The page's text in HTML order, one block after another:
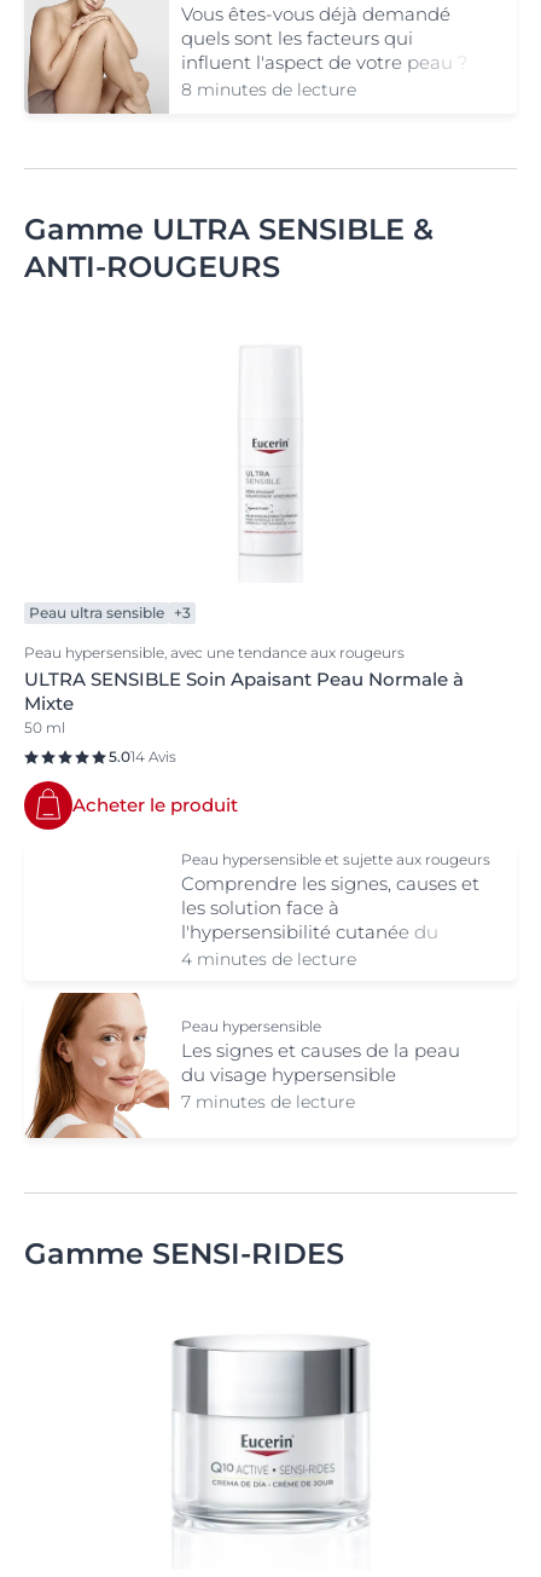
Vous êtes-vous déjà demandé
quels sont les facteurs qui
influent l'aspect de votre peau ?
Patrimoine génétique,
8 minutes de lecture
Gamme ULTRA SENSIBLE &
ANTI-ROUGEURS
Peau ultra sensible +3
Peau hypersensible, avec une tendance aux rougeurs
ULTRA SENSIBLE Soin Apaisant Peau Normale à
Mixte
50 ml
5.014 Avis
Acheter le produit
Peau hypersensible et sujette aux rougeurs
Comprendre les signes, causes et
les solution face à
l'hypersensibilité cutanée du
visage.
4 minutes de lecture
Peau hypersensible
Les signes et causes de la peau
du visage hypersensible
7 minutes de lecture
Gamme SENSI-RIDES